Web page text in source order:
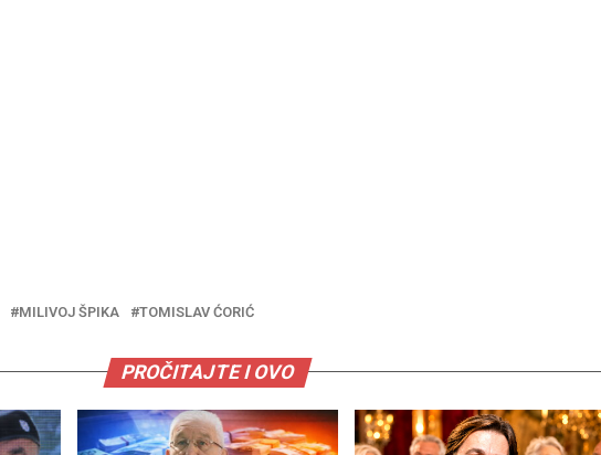
MILIVOJ ŠPIKA TOMISLAV ĆORIĆ
PROČITAJTE I OVO